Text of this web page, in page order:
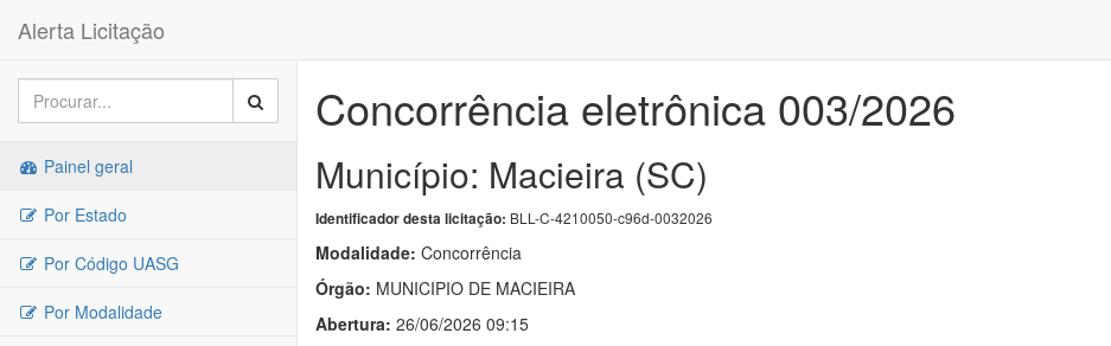
Alerta Licitação
Painel geral
Por Estado
Por Código UASG
Por Modalidade
Concorrência eletrônica 003/2026
Município: Macieira (SC)
Identificador desta licitação: BLL-C-4210050-c96d-0032026
Modalidade: Concorrência
Órgão: MUNICIPIO DE MACIEIRA
Abertura: 26/06/2026 09:15